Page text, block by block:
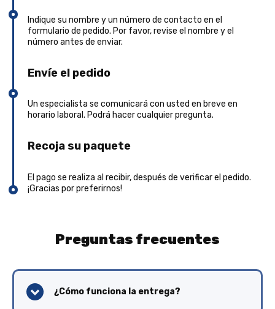
Indique su nombre y un número de contacto en el
formulario de pedido. Por favor, revise el nombre y el
número antes de enviar.
Envíe el pedido
Un especialista se comunicará con usted en breve en
horario laboral. Podrá hacer cualquier pregunta.
Recoja su paquete
El pago se realiza al recibir, después de verificar el pedido.
¡Gracias por preferirnos!
Preguntas frecuentes
¿Cómo funciona la entrega?